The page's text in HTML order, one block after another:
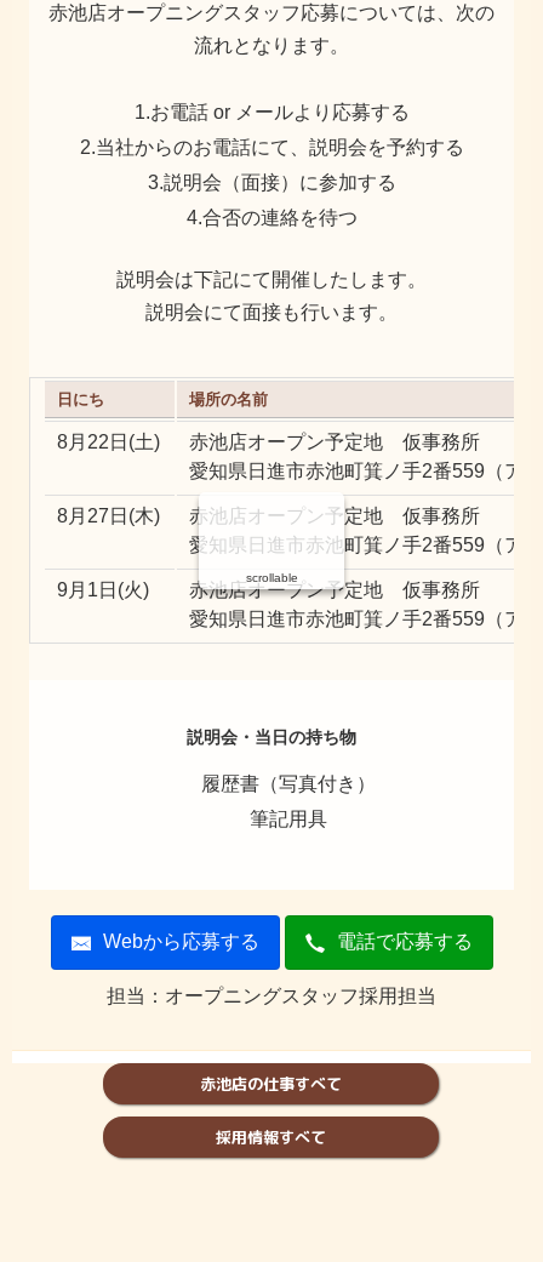
赤池店オープニングスタッフ応募については、次の
流れとなります。
1.お電話 or メールより応募する
2.当社からのお電話にて、説明会を予約する
3.説明会（面接）に参加する
4.合否の連絡を待つ
説明会は下記にて開催したします。
説明会にて面接も行います。
日にち 場所の名前
8月22日(土)
赤池店オープン予定地 仮事務所
愛知県日進市赤池町箕ノ手2番559（ア
8月27日(木)
赤池店オープン予定地 仮事務所
愛知県日進市赤池町箕ノ手2番559（ア
9月1日(火)
赤池店オープン予定地 仮事務所
愛知県日進市赤池町箕ノ手2番559（ア
scrollable
説明会・当日の持ち物
履歴書（写真付き）
筆記用具
Webから応募する 電話で応募する
担当：オープニングスタッフ採用担当
赤池店の仕事すべて
採用情報すべて